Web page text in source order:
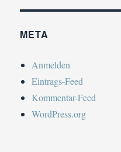
META
Anmelden
Eintrags-Feed
Kommentar-Feed
WordPress.org